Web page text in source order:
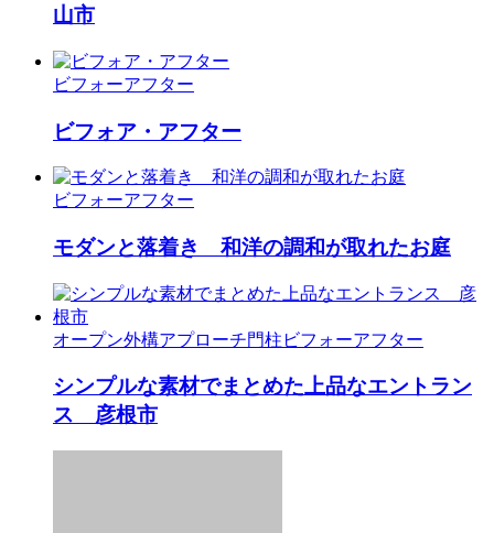
山市
ビフォーアフター
ビフォア・アフター
ビフォーアフター
モダンと落着き 和洋の調和が取れたお庭
オープン外構アプローチ門柱 ビフォーアフター
シンプルな素材でまとめた上品なエントラン
ス 彦根市